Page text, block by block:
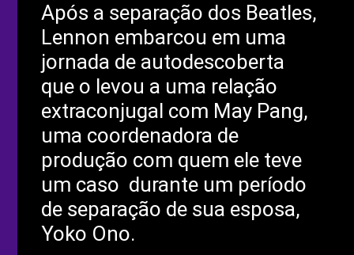
Após a separação dos Beatles,
Lennon embarcou em uma
jornada de autodescoberta
que o levou a uma relação
extraconjugal com May Pang,
uma coordenadora de
produção com quem ele teve
um caso durante um período
de separação de sua esposa,
Yoko Ono.